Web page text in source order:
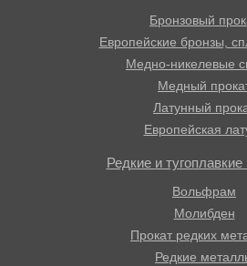
Бронзовый
Европейские бронзы,
Медно-никелевые
Медный
Латунный
Европейская
Редкие и
Вольфрам
Молибден
Прокат редких
Редкие